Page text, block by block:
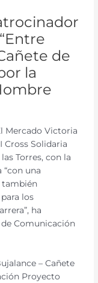
de
la
Mercado Victoria
Cross Solidaria
Torres, con la
una
también
los
ha
Comunicación
– Cañete
Proyecto